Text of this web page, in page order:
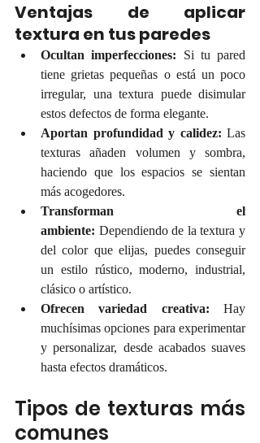
Ventajas de aplicar
textura en tus paredes
Ocultan imperfecciones: Si tu pared
tiene grietas pequeñas o está un poco
irregular, una textura puede disimular
estos defectos de forma elegante.
Aportan profundidad y calidez: Las
texturas añaden volumen y sombra,
haciendo que los espacios se sientan
más acogedores.
Transforman el
ambiente: Dependiendo de la textura y
del color que elijas, puedes conseguir
un estilo rústico, moderno, industrial,
clásico o artístico.
Ofrecen variedad creativa: Hay
muchísimas opciones para experimentar
y personalizar, desde acabados suaves
hasta efectos dramáticos.
Tipos de texturas más
comunes